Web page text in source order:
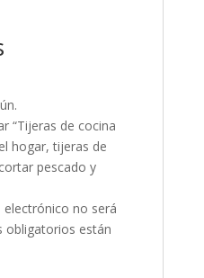
“Tijeras de cocina
hogar, tijeras de
pescado y
no será
obligatorios están